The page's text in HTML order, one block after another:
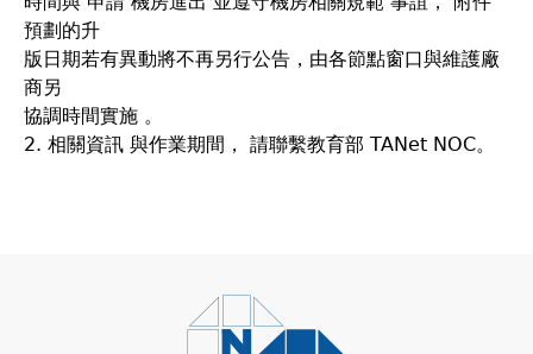
預劃的升
版日期若有異動將不再另行公告，由各節點窗口與維護廠
商另
協調時間實施 。
2. 相關資訊 與作業期間， 請聯繫教育部 TANet NOC。